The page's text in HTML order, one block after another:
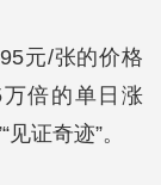
元/张的价格
倍的单日涨
证奇迹”。